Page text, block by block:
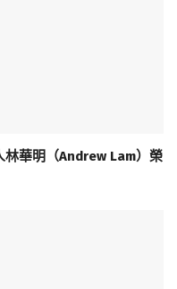
林華明（Andrew Lam）榮